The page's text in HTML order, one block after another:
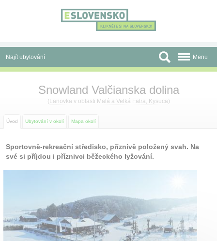
Najít ubytování
Slevy a Last Minute
Autobusové zájezdy
Před cestou
Kontakt
Menu
Snowland Valčianska dolina
( Lanovka v oblasti Malá a Velká Fatra, Kysuca)
Úvod Ubytování v okolí Mapa okolí
Sportovně-rekreační středisko, příznivě položený svah. Na
své si příjdou i příznivci běžeckého lyžování.